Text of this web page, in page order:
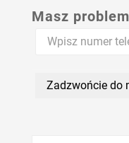
Masz
Zadzwońcie do